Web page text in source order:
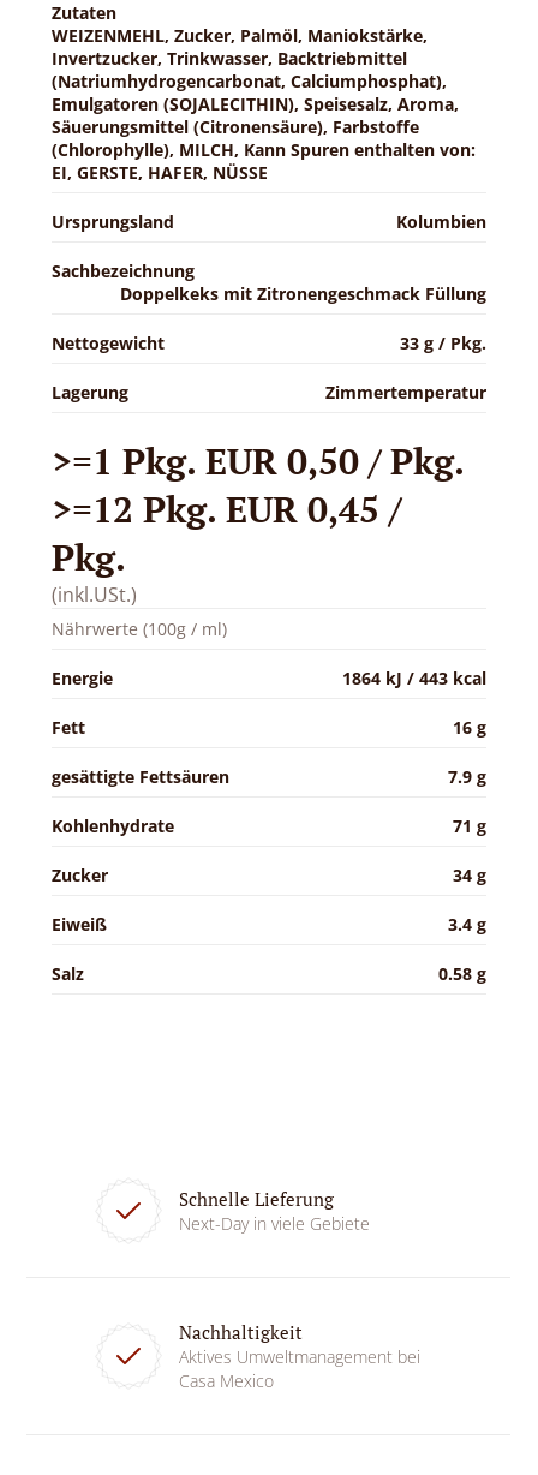
Zutaten
WEIZENMEHL, Zucker, Palmöl, Maniokstärke,
Invertzucker, Trinkwasser, Backtriebmittel
(Natriumhydrogencarbonat, Calciumphosphat),
Emulgatoren (SOJALECITHIN), Speisesalz, Aroma,
Säuerungsmittel (Citronensäure), Farbstoffe
(Chlorophylle), MILCH, Kann Spuren enthalten von:
EI, GERSTE, HAFER, NÜSSE
Ursprungsland Kolumbien
Sachbezeichnung
Doppelkeks mit Zitronengeschmack Füllung
Nettogewicht 33 g / Pkg.
Lagerung Zimmertemperatur
>=1 Pkg. EUR 0,50 / Pkg.
>=12 Pkg. EUR 0,45 /
Pkg.
(inkl.USt.)
Nährwerte (100g / ml)
Energie 1864 kJ / 443 kcal
Fett 16 g
gesättigte Fettsäuren 7.9 g
Kohlenhydrate 71 g
Zucker 34 g
Eiweiß 3.4 g
Salz 0.58 g
Schnelle Lieferung
Next-Day in viele Gebiete
Nachhaltigkeit
Aktives Umweltmanagement bei
Casa Mexico